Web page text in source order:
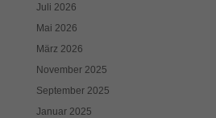
Juli 2026
Mai 2026
März 2026
November 2025
September 2025
Januar 2025